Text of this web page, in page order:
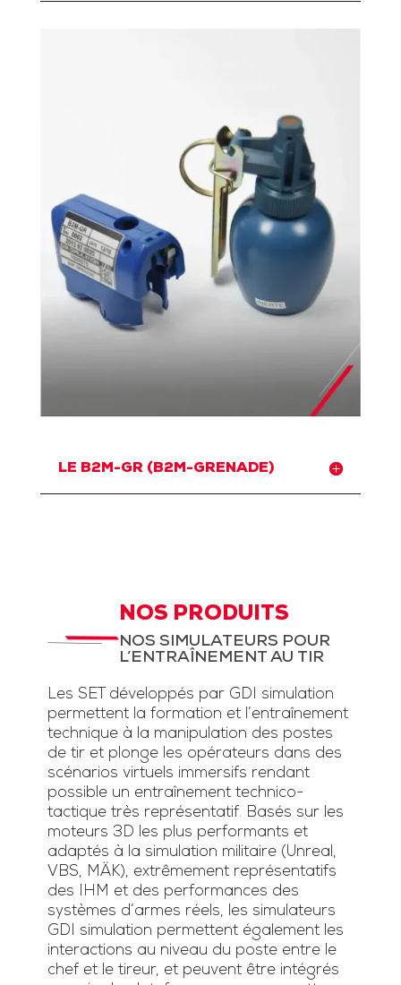
LE B2M-GR (B2M-GRENADE)
NOS PRODUITS
NOS SIMULATEURS POUR
L’ENTRAÎNEMENT AU TIR
Les SET développés par GDI simulation
permettent la formation et l’entraînement
technique à la manipulation des postes
de tir et plonge les opérateurs dans des
scénarios virtuels immersifs rendant
possible un entraînement technico-
tactique très représentatif. Basés sur les
moteurs 3D les plus performants et
adaptés à la simulation militaire (Unreal,
VBS, MÄK), extrêmement représentatifs
des IHM et des performances des
systèmes d’armes réels, les simulateurs
GDI simulation permettent également les
interactions au niveau du poste entre le
chef et le tireur, et peuvent être intégrés